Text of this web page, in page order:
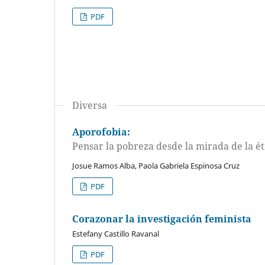
PDF
Diversa
Aporofobia:
Pensar la pobreza desde la mirada de la
Josue Ramos Alba, Paola Gabriela Espinosa Cruz
PDF
Corazonar la investigación feminista
Estefany Castillo Ravanal
PDF